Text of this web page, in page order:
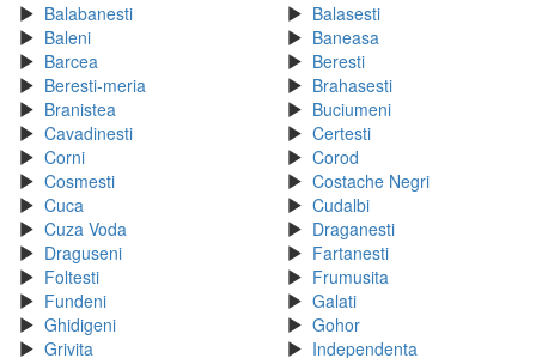
Balabanesti
Balasesti
Baleni
Baneasa
Barcea
Beresti
Beresti-meria
Brahasesti
Branistea
Buciumeni
Cavadinesti
Certesti
Corni
Corod
Cosmesti
Costache Negri
Cuca
Cudalbi
Cuza Voda
Draganesti
Draguseni
Fartanesti
Foltesti
Frumusita
Fundeni
Galati
Ghidigeni
Gohor
Grivita
Independenta